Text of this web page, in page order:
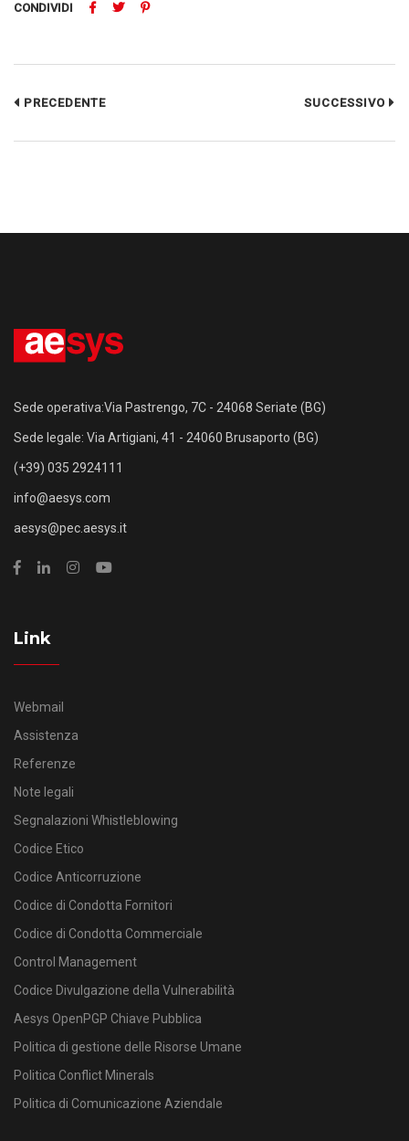
CONDIVIDI
PRECEDENTE SUCCESSIVO
Sede operativa:Via Pastrengo, 7C - 24068 Seriate (BG)
Sede legale: Via Artigiani, 41 - 24060 Brusaporto (BG)
(+39) 035 2924111
info@aesys.com
aesys@pec.aesys.it
Link
Webmail
Assistenza
Referenze
Note legali
Segnalazioni Whistleblowing
Codice Etico
Codice Anticorruzione
Codice di Condotta Fornitori
Codice di Condotta Commerciale
Control Management
Codice Divulgazione della Vulnerabilità
Aesys OpenPGP Chiave Pubblica
Politica di gestione delle Risorse Umane
Politica Conflict Minerals
Politica di Comunicazione Aziendale